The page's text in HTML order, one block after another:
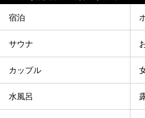
宿泊
サウナ
カップル
水風呂